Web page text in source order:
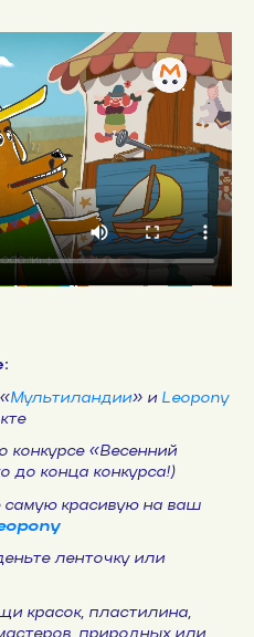
Мультиландии» и Leopony
конкурсе «Весенний
до конца конкурса!)
самую красивую на ваш
ленточку или
красок, пластилина,
природных или